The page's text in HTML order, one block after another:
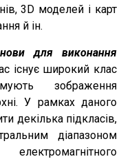
3D моделей і карт
й ін.
для виконання
існує широкий клас
зображення
У рамках даного
декілька підкласів,
діапазоном